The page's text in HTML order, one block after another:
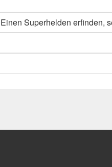
Superhelden erfinden,